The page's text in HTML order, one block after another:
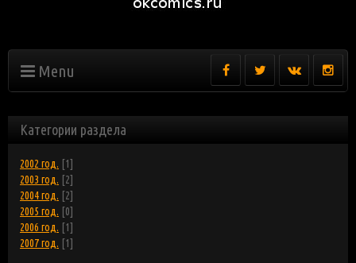
Menu
Категории раздела
2002 год. [1]
2003 год. [2]
2004 год. [2]
2005 год. [0]
2006 год. [1]
2007 год. [1]